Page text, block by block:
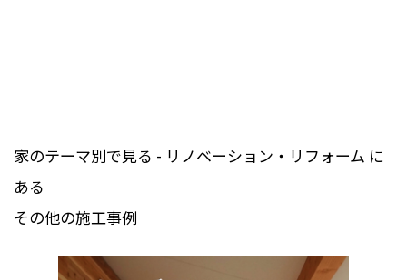
家のテーマ別で見る - リノベーション・リフォーム に
ある
その他の施工事例